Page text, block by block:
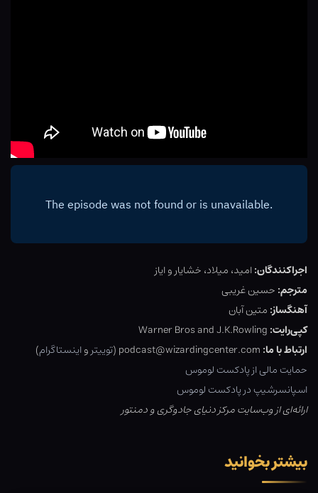
اجراکنندگان:امید، میلاد، خشایار و ایاز
مترجم: حسین غریبی
آهنگساز: متین آبان
کپی‌رایت: Warner Bros and J.K.Rowling
ارتباط با ما: podcast@wizardingcenter.com ( توییترواینستاگرام)
حمایت مالی از پادکست لوموس
اسپانسرشیپ در پادکست لوموس
ارائه‌ای از وب‌سایت مرکز دنیای جادوگری و دمنتور
بیشتر بخوانید